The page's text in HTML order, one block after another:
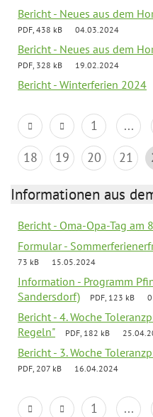
Bericht - Neues aus dem
PDF, 438 kB 04.03.2024
Bericht - Neues aus dem
PDF, 328 kB 19.02.2024
Bericht - Winterferien 2024
1 ...
18
19 20 21
Informationen aus
Bericht - Oma-Opa-Tag am
Formular -
73 kB
15.05.2024
Information - Programm
Sandersdorf)
PDF, 123 kB
Bericht - 4. Woche
Regeln"
PDF, 182 kB
Bericht - 3. Woche
PDF, 207 kB 16.04.2024
1 ...